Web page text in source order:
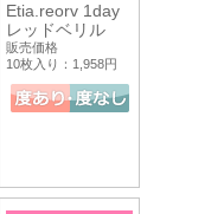
Etia.reorv 1day
レッドベリル
販売価格
10枚入り：1,958円